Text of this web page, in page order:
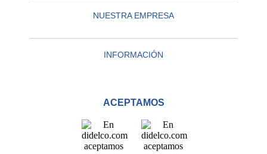
NUESTRA EMPRESA
INFORMACIÓN
ACEPTAMOS